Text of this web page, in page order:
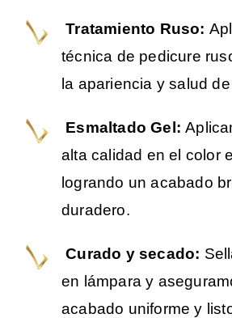
Tratamiento Ruso:
técnica de pedicure
la apariencia y salud
Esmaltado Gel:
alta calidad en el color
logrando un acabado
duradero.
Curado y secado:
en lámpara y
acabado uniforme y